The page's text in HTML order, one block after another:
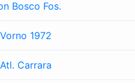
Bosco Fos.
Vorno 1972
Atl. Carrara